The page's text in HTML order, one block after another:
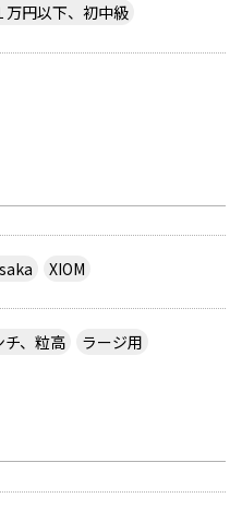
万円以下、初中級
XIOM
チ、粒高 ラージ用